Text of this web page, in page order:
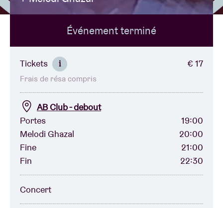
Location de salles
BRDCST
ABtv
Chèque-concert
À propos de l'AB
Contact
Événement terminé
Tickets i € 17
Frais de résa compris
AB Club - debout
Portes
19:00
Melodi Ghazal
20:00
Fine
21:00
Fin
22:30
Concert